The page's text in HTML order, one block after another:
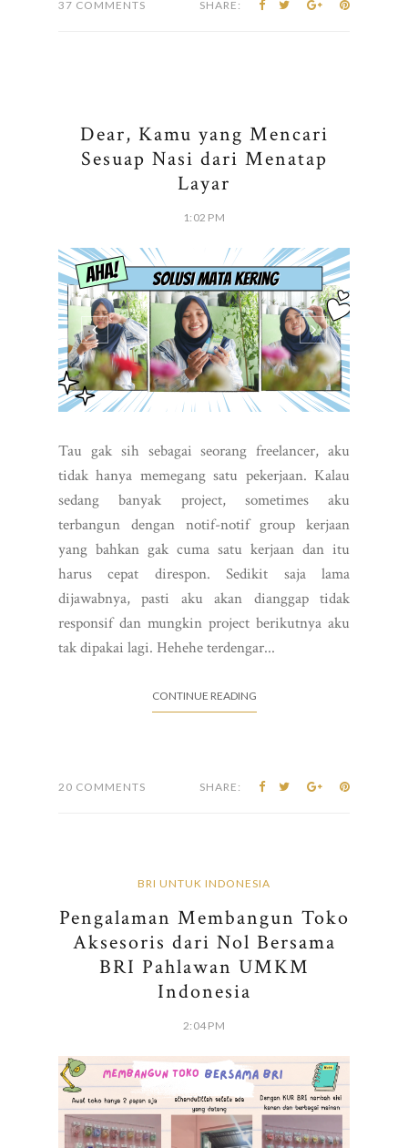
37 COMMENTS SHARE:
Dear, Kamu yang Mencari
Sesuap Nasi dari Menatap
Layar
1:02 PM
Tau gak sih sebagai seorang freelancer, aku
tidak hanya memegang satu pekerjaan. Kalau
sedang banyak project, sometimes aku
terbangun dengan notif-notif group kerjaan
yang bahkan gak cuma satu kerjaan dan itu
harus cepat direspon. Sedikit saja lama
dijawabnya, pasti aku akan dianggap tidak
responsif dan mungkin project berikutnya aku
tak dipakai lagi. Hehehe terdengar...
CONTINUE READING
20 COMMENTS SHARE:
BRI UNTUK INDONESIA
Pengalaman Membangun Toko
Aksesoris dari Nol Bersama
BRI Pahlawan UMKM
Indonesia
2:04 PM